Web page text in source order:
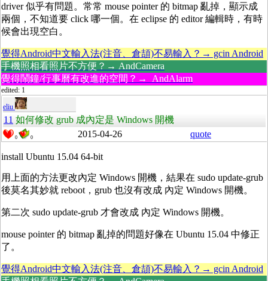
driver 似乎有問題。常常 mouse pointer 的 bitmap 亂掉，顯示成
兩個，不知道要 click 哪一個。在 eclipse 的 editor 編輯時，有時
候會出現空白。
覺得Android中文輸入法(注音、倉頡)不易輸入？→ gcin Android
手機照相看照片不方便？→ AndCamera
覺得鬧鐘/行事曆有改進的空間？→ AndAlarm
edited: 1
eliu
11 如何修改 grub 成內定是 Windows 開機
0 0 2015-04-26 quote
install Ubuntu 15.04 64-bit
用上面的方法更改內定 Windows 開機，結果在 sudo update-grub
後莫名其妙就 reboot，grub 也沒有改成 內定 Windows 開機。
第二次 sudo update-grub 才會改成 內定 Windows 開機。
mouse pointer 的 bitmap 亂掉的問題好像在 Ubuntu 15.04 中修正
了。
覺得Android中文輸入法(注音、倉頡)不易輸入？→ gcin Android